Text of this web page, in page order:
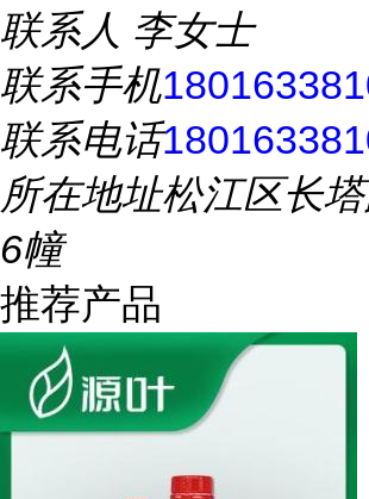
联系人 李女士
联系手机
联系电话
所在地址松江区长
6幢
推荐产品